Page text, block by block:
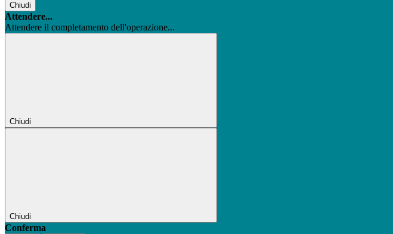
Chiudi
Attendere...
Attendere il completamento dell'operazione...
Chiudi
Chiudi
Conferma